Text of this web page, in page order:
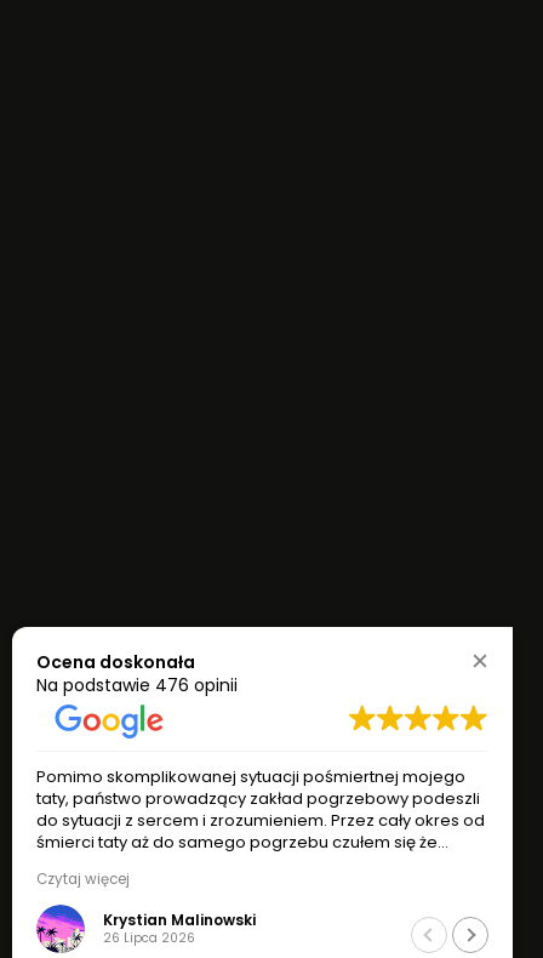
Ocena doskonała
Na podstawie 476 opinii
skomplikowanej sytuacji pośmiertnej mojego
prowadzący zakład pogrzebowy podeszli
z sercem i zrozumieniem. Przez cały okres od
aż do samego pogrzebu czułem się że
zrozumienie i indywidualne podejście do
polecam !
Krystian Malinowski
26 Lipca 2026
Pomimo
taty,
do sytuacji
śmierci taty
Jak